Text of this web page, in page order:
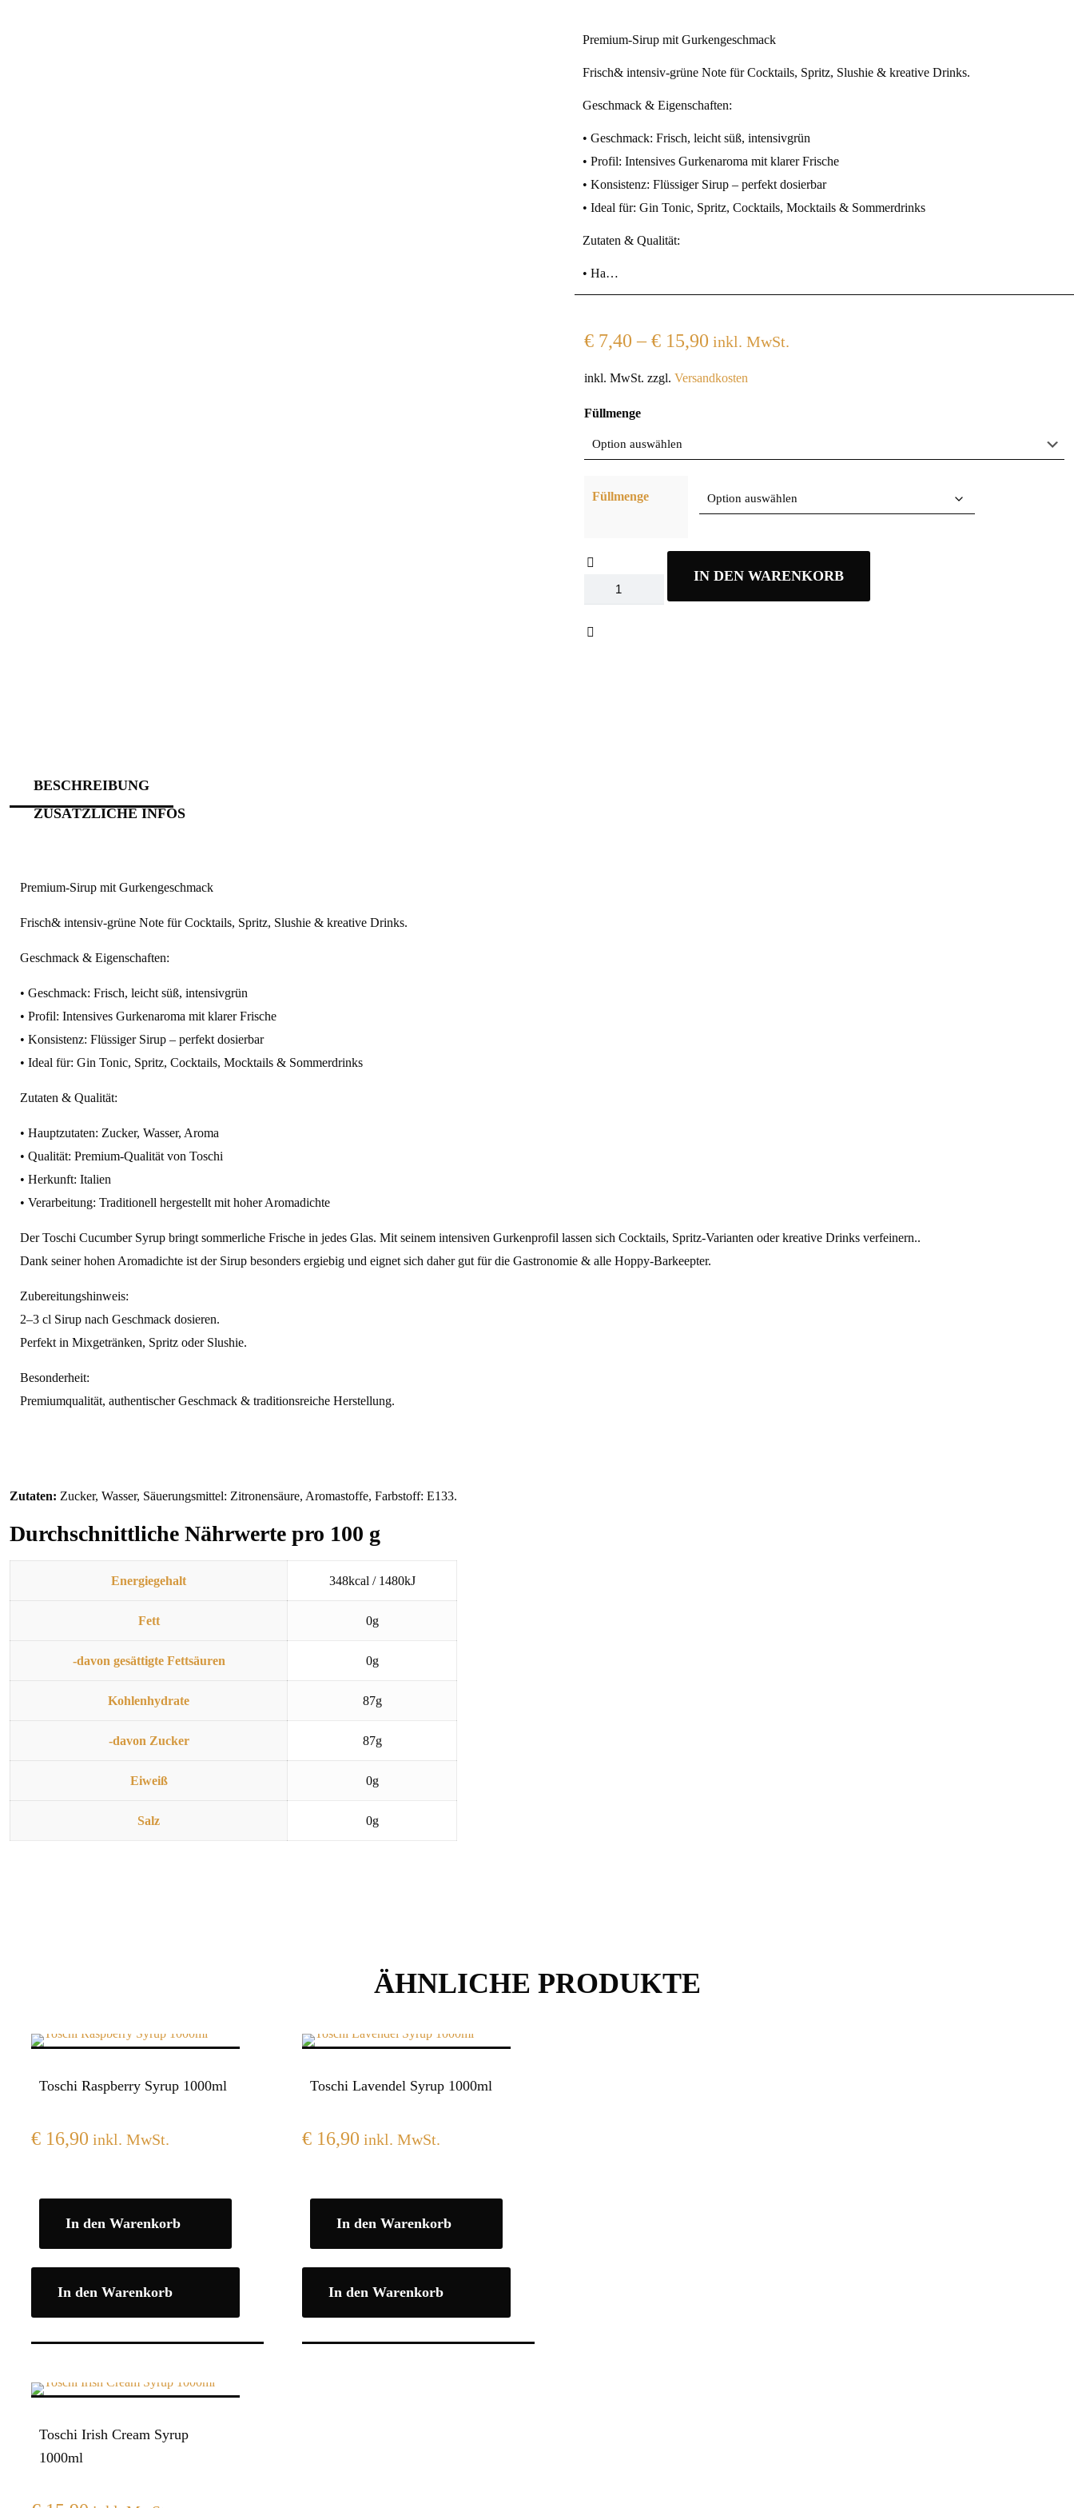
Premium-Sirup mit Gurkengeschmack
Frisch& intensiv-grüne Note für Cocktails, Spritz, Slushie & kreative Drinks.
Geschmack & Eigenschaften:
• Geschmack: Frisch, leicht süß, intensivgrün
• Profil: Intensives Gurkenaroma mit klarer Frische
• Konsistenz: Flüssiger Sirup – perfekt dosierbar
• Ideal für: Gin Tonic, Spritz, Cocktails, Mocktails & Sommerdrinks
Zutaten & Qualität:
• Ha…
€ 7,40 –€ 15,90 inkl. MwSt.
inkl. MwSt. zzgl.Versandkosten
Füllmenge
Füllmenge
IN DEN WARENKORB
BESCHREIBUNG
ZUSÄTZLICHE INFOS
Premium-Sirup mit Gurkengeschmack
Frisch& intensiv-grüne Note für Cocktails, Spritz, Slushie & kreative Drinks.
Geschmack & Eigenschaften:
• Geschmack: Frisch, leicht süß, intensivgrün
• Profil: Intensives Gurkenaroma mit klarer Frische
• Konsistenz: Flüssiger Sirup – perfekt dosierbar
• Ideal für: Gin Tonic, Spritz, Cocktails, Mocktails & Sommerdrinks
Zutaten & Qualität:
• Hauptzutaten: Zucker, Wasser, Aroma
• Qualität: Premium-Qualität von Toschi
• Herkunft: Italien
• Verarbeitung: Traditionell hergestellt mit hoher Aromadichte
Der Toschi Cucumber Syrup bringt sommerliche Frische in jedes Glas. Mit seinem intensiven Gurkenprofil lassen sich Cocktails, Spritz-Varianten oder kreative Drinks verfeinern..
Dank seiner hohen Aromadichte ist der Sirup besonders ergiebig und eignet sich daher gut für die Gastronomie & alle Hoppy-Barkeepter.
Zubereitungshinweis:
2–3 cl Sirup nach Geschmack dosieren.
Perfekt in Mixgetränken, Spritz oder Slushie.
Besonderheit:
Premiumqualität, authentischer Geschmack & traditionsreiche Herstellung.
Zutaten: Zucker, Wasser, Säuerungsmittel: Zitronensäure, Aromastoffe, Farbstoff: E133.
Durchschnittliche Nährwerte pro 100 g
Energiegehalt 348kcal / 1480kJ
Fett 0g
-davon gesättigte Fettsäuren 0g
Kohlenhydrate 87g
-davon Zucker 87g
Eiweiß 0g
Salz 0g
ÄHNLICHE PRODUKTE
Toschi Raspberry Syrup 1000ml
€16,90 inkl. MwSt.
In den Warenkorb
In den Warenkorb
Toschi Lavendel Syrup 1000ml
€ 16,90 inkl. MwSt.
In den Warenkorb
In den Warenkorb
Toschi Irish Cream Syrup
1000ml